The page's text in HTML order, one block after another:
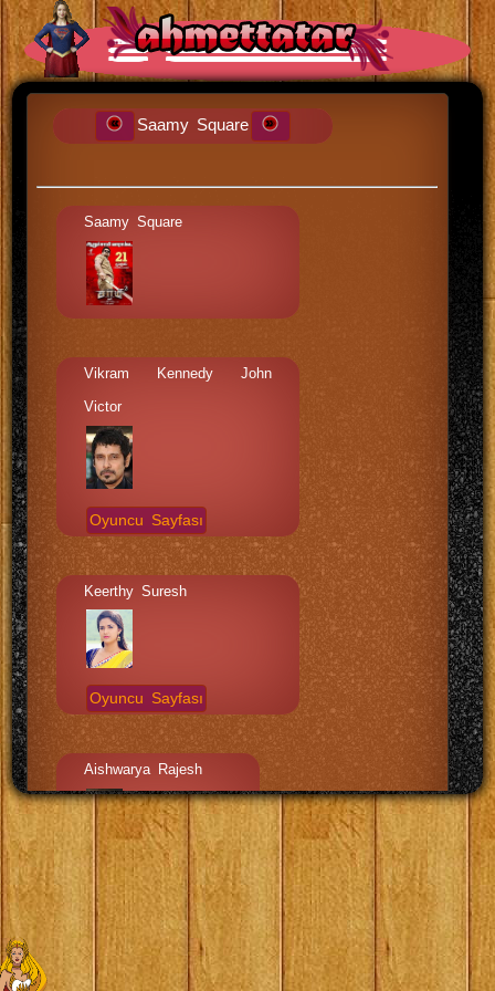
Saamy Square
Saamy Square
Vikram Kennedy John
Victor
Oyuncu Sayfası
Keerthy Suresh
Oyuncu Sayfası
Aishwarya Rajesh
Oyuncu Sayfası
Prabhu Ilaiya Thilagam